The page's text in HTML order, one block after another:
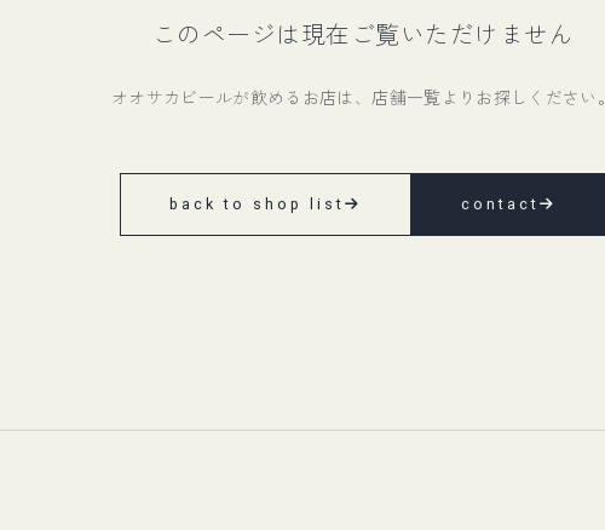
このページは現在ご覧いただけません
オオサカビールが飲めるお店は、店舗一覧よりお探しください。
back to shop list contact